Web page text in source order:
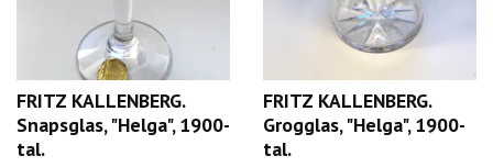
FRITZ KALLENBERG.
Snapsglas, "Helga", 1900-
tal.
FRITZ KALLENBERG.
Grogglas, "Helga", 1900-
tal.